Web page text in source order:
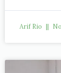
Arif Rio